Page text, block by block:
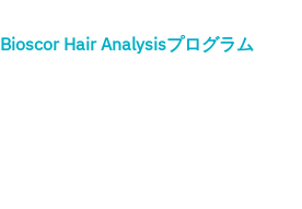
Bioscor Hair Analysisプログラム